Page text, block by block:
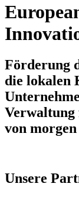
Förderung
die lokalen
Verwaltung
von
Unsere